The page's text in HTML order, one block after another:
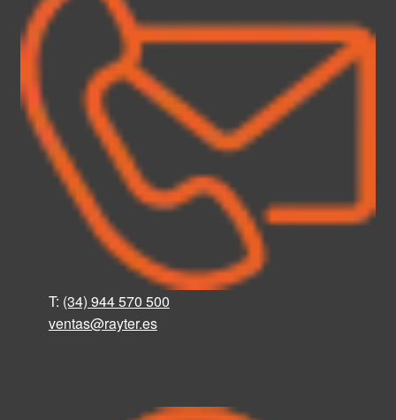
T: (34) 944 570 500
ventas@rayter.es